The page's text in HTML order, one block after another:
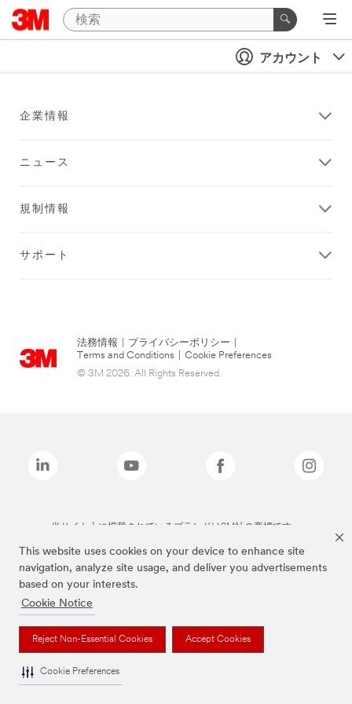
This website uses cookies on your device to enhance site
navigation, analyze site usage, and deliver you advertisements
based on your interests.
Cookie Notice
Reject Non-Essential Cookies Accept Cookies
Cookie Preferences
アカウント
企業情報
ニュース
規制情報
サポート
法務情報 プライバシーポリシー
Terms and Conditions
Cookie Preferences
© 3M 2026. All Rights Reserved.
当サイト上に掲載されているブランドは3M社の商標です。